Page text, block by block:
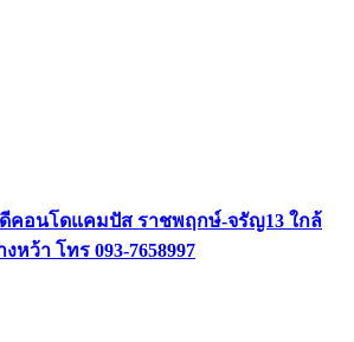
ดีคอนโดแคมปัส ราชพฤกษ์-จรัญ13 ใกล้
หว้า โทร 093-7658997